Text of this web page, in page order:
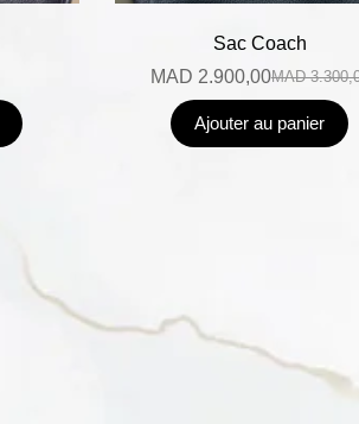
Sac Coach
MAD
MAD 2.900,00
Ajouter au panier